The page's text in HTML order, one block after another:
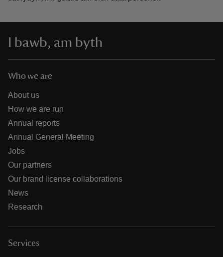
I bawb, am byth
Who we are
About us
How we are run
Annual reports
Annual General Meeting
Jobs
Our partners
Our brand license collaborations
News
Research
Services